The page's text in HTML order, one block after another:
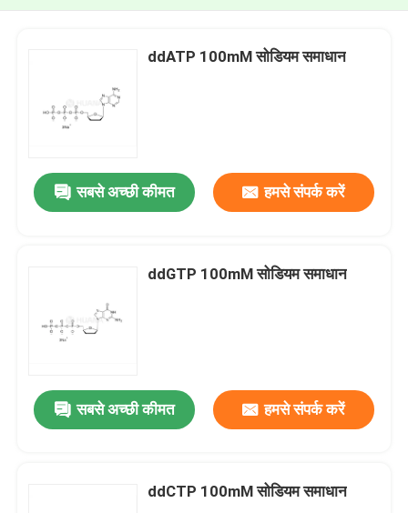
ddATP 100mM सोडियम समाधान
सबसे अच्छी कीमत हमसे संपर्क करें
ddGTP 100mM सोडियम समाधान
सबसे अच्छी कीमत हमसे संपर्क करें
ddCTP 100mM सोडियम समाधान